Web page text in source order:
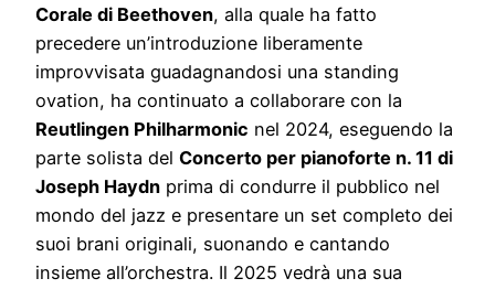
Corale di Beethoven, alla quale ha fatto
precedere un’introduzione liberamente
improvvisata guadagnandosi una standing
ovation, ha continuato a collaborare con la
Reutlingen Philharmonic nel 2024, eseguendo la
parte solista del Concerto per pianoforte n. 11 di
Joseph Haydn prima di condurre il pubblico nel
mondo del jazz e presentare un set completo dei
suoi brani originali, suonando e cantando
insieme all’orchestra. Il 2025 vedrà una sua